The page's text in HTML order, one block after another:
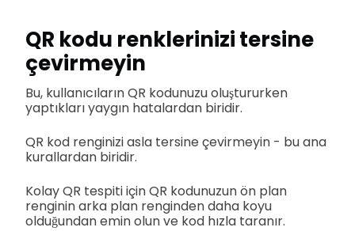
QR kodu renklerinizi tersine
çevirmeyin
Bu, kullanıcıların QR kodunuzu oluştururken
yaptıkları yaygın hatalardan biridir.
QR kod renginizi asla tersine çevirmeyin - bu ana
kurallardan biridir.
Kolay QR tespiti için QR kodunuzun ön plan
renginin arka plan renginden daha koyu
olduğundan emin olun ve kod hızla taranır.